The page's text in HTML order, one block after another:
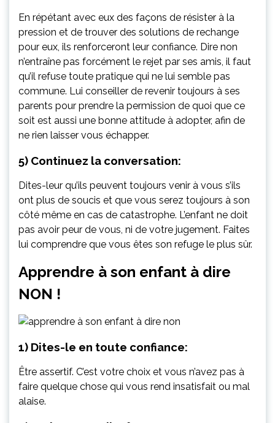
En répétant avec eux des façons de résister à la
pression et de trouver des solutions de rechange
pour eux, ils renforceront leur confiance. Dire non
n’entraîne pas forcément le rejet par ses amis, il faut
qu’il refuse toute pratique qui ne lui semble pas
commune. Lui conseiller de revenir toujours à ses
parents pour prendre la permission de quoi que ce
soit est aussi une bonne attitude à adopter, afin de
ne rien laisser vous échapper.
5) Continuez la conversation:
Dites-leur qu’ils peuvent toujours venir à vous s’ils
ont plus de soucis et que vous serez toujours à son
côté même en cas de catastrophe. L’enfant ne doit
pas avoir peur de vous, ni de votre jugement. Faites
lui comprendre que vous êtes son refuge le plus sûr.
Apprendre à son enfant à dire
NON !
1) Dites-le en toute confiance:
Être assertif. C’est votre choix et vous n’avez pas à
faire quelque chose qui vous rend insatisfait ou mal
alaise.